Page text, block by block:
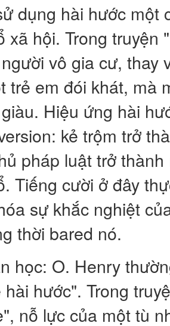
dụng hài hước một
xã hội. Trong truyện
vô gia cư, thay
trẻ em đói khát, mà
Hiệu ứng hài
kẻ trộm trở
pháp luật trở
Tiếng cười ở đây
sự khắc nghiệt
thời bared nó.
học: O. Henry
hài hước". Trong
nỗ lực của một tù